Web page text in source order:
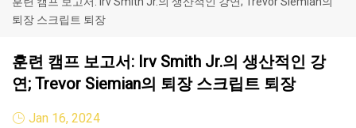
퇴장 스크립트 퇴장
훈련 캠프 보고서: Irv Smith Jr.의 생산적인 강
연; Trevor Siemian의 퇴장 스크립트 퇴장
Jan 16, 2024